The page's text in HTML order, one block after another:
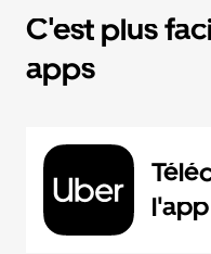
C'est plus
apps